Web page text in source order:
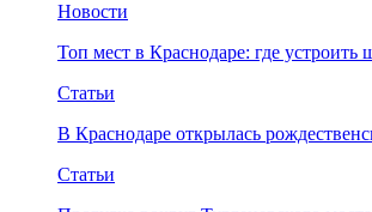
Новости
Топ мест в Краснодаре: где
Статьи
В Краснодаре открылась
Статьи